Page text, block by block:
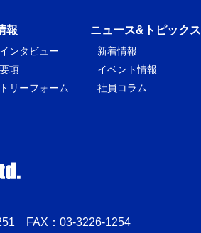
報
ンタビュー
項
リーフォーム
ニュース&トピックス
新着情報
イベント情報
社員コラム
FAX：03-3226-1254